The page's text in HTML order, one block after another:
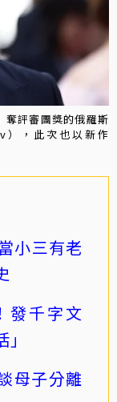
奪評審團獎的俄羅斯
），此次也以新作
小三有老
發千字文
母子分離